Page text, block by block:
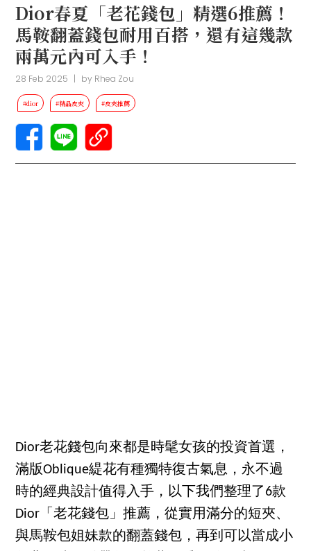
Dior春夏「老花錢包」精選6推薦！
馬鞍翻蓋錢包耐用百搭，還有這幾款
兩萬元內可入手！
28 Feb 2025 | by Rhea Zou
#dior #精品皮夾 #皮夾推薦
Dior老花錢包向來都是時髦女孩的投資首選，
滿版Oblique緹花有種獨特復古氣息，永不過
時的經典設計值得入手，以下我們整理了6款
Dior「老花錢包」推薦，從實用滿分的短夾、
與馬鞍包姐妹款的翻蓋錢包，再到可以當成小